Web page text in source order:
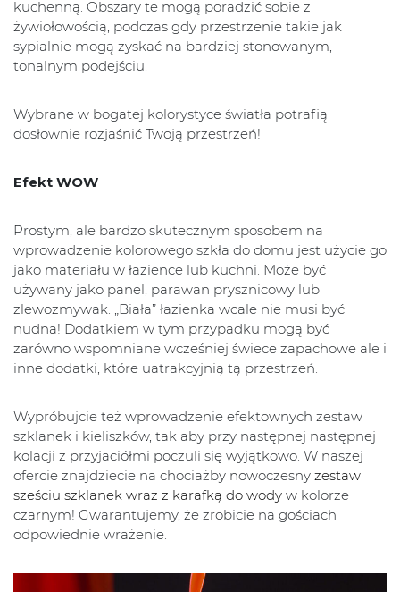
kuchenną. Obszary te mogą poradzić sobie z
żywiołowością, podczas gdy przestrzenie takie jak
sypialnie mogą zyskać na bardziej stonowanym,
tonalnym podejściu.
Wybrane w bogatej kolorystyce światła potrafią
dosłownie rozjaśnić Twoją przestrzeń!
Efekt WOW
Prostym, ale bardzo skutecznym sposobem na
wprowadzenie kolorowego szkła do domu jest użycie go
jako materiału w łazience lub kuchni. Może być
używany jako panel, parawan prysznicowy lub
zlewozmywak. „Biała” łazienka wcale nie musi być
nudna! Dodatkiem w tym przypadku mogą być
zarówno wspomniane wcześniej świece zapachowe ale i
inne dodatki, które uatrakcyjnią tą przestrzeń.
Wypróbujcie też wprowadzenie efektownych zestaw
szklanek i kieliszków, tak aby przy następnej następnej
kolacji z przyjaciółmi poczuli się wyjątkowo. W naszej
ofercie znajdziecie na chociażby nowoczesny zestaw
sześciu szklanek wraz z karafką do wody w kolorze
czarnym! Gwarantujemy, że zrobicie na gościach
odpowiednie wrażenie.